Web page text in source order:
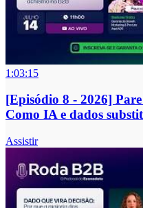
1:03:15
[Episódio 8 - 2026]
Como IA e dados
Assistir